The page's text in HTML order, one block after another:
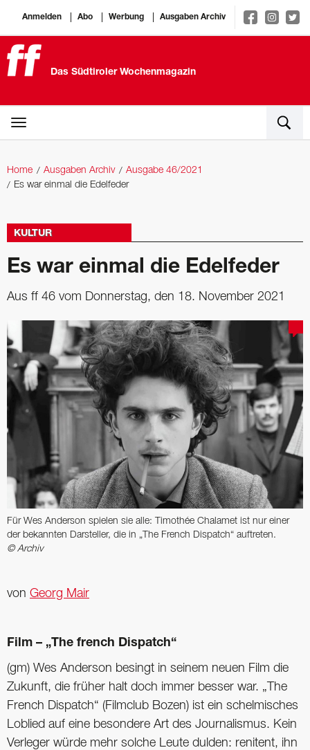
Anmelden Abo Werbung Ausgaben Archiv
Das Südtiroler Wochenmagazin
Home Ausgaben Archiv
Ausgabe 46/2021
Es war einmal die Edelfeder
KULTUR
Es war einmal die Edelfeder
Aus ff 46 vom Donnerstag, den 18. November 2021
Für Wes Anderson spielen sie alle: Timothée Chalamet ist nur einer
der bekannten Darsteller, die in „The French Dispatch“ auftreten.
© Archiv
von Georg Mair
Film – „The french Dispatch“
(gm) Wes Anderson besingt in seinem neuen Film die
Zukunft, die früher halt doch immer besser war. „The
French Dispatch“ (Filmclub Bozen) ist ein schelmisches
Loblied auf eine besondere Art des Journalismus. Kein
Verleger würde mehr solche Leute dulden: renitent, ihn